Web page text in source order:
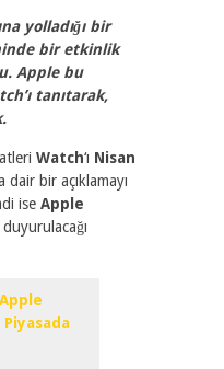
yolladığı bir
bir etkinlik
Apple bu
tanıtarak,
Watch‘ı Nisan
dair bir açıklamayı
ise Apple
duyurulacağı
Apple
Piyasada